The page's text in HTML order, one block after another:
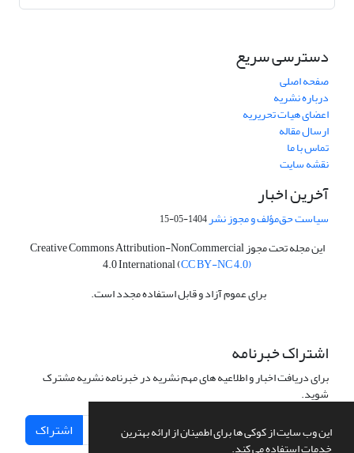
این وب سایت از کوکی ها برای اطمینان از ارائه بهترین
خدمات استفاده می کند.
دسترسی سریع
صفحه اصلی
درباره نشریه
اعضای هیات تحریریه
ارسال مقاله
تماس با ما
نقشه سایت
آخرین اخبار
سیاست حق‌مؤلف و مجوز نشر1404-05-15
این مجله تحت مجوز Creative Commons Attribution-NonCommercial
4.0 International (CC BY-NC 4.0)
برای عموم آزاد و قابل استفاده مجدد است.
اشتراک خبرنامه
برای دریافت اخبار و اطلاعیه های مهم نشریه در خبرنامه نشریه مشترک
شوید.
اشتراک